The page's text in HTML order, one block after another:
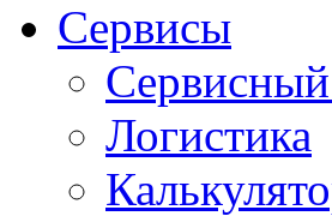
Сервисы
Логистика